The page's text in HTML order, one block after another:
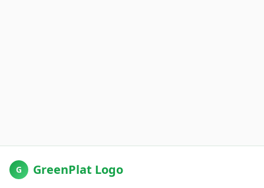
G GreenPlat Logo